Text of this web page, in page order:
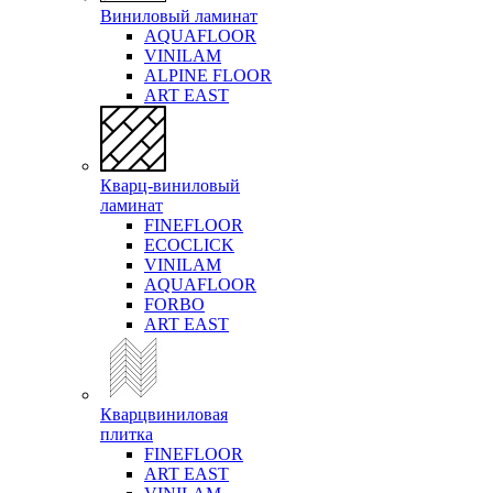
Виниловый ламинат
AQUAFLOOR
VINILAM
ALPINE FLOOR
ART EAST
Кварц-виниловый
ламинат
FINEFLOOR
ECOCLICK
VINILAM
AQUAFLOOR
FORBO
ART EAST
Кварцвиниловая
плитка
FINEFLOOR
ART EAST